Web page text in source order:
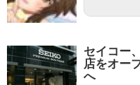
セイコー
店をオー
へ